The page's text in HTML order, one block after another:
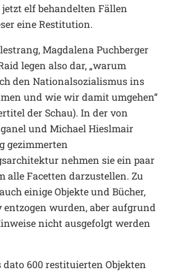
elf behandelten Fällen
eine Restitution.
Magdalena Puchberger
legen also dar, „warum
den Nationalsozialismus ins
und wie wir damit umgehen“
der Schau). In der von
und Michael Hieslmair
gezimmerten
nehmen sie ein paar
alle Facetten darzustellen. Zu
einige Objekte und Bücher,
wurden, aber aufgrund
nicht ausgefolgt werden
dato 600 restituierten Objekten